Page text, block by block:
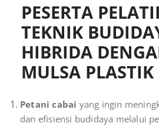
PESERTA
TEKNIK
HIBRIDA
MULSA PLASTIK
Petani cabai yang ingin
dan efisiensi budidaya melalui